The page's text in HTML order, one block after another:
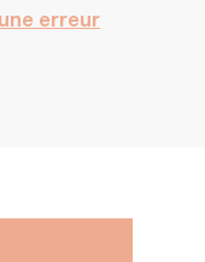
erreur